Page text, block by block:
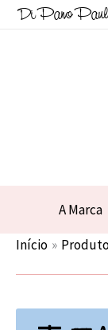
Di Pano
A Marca
Início